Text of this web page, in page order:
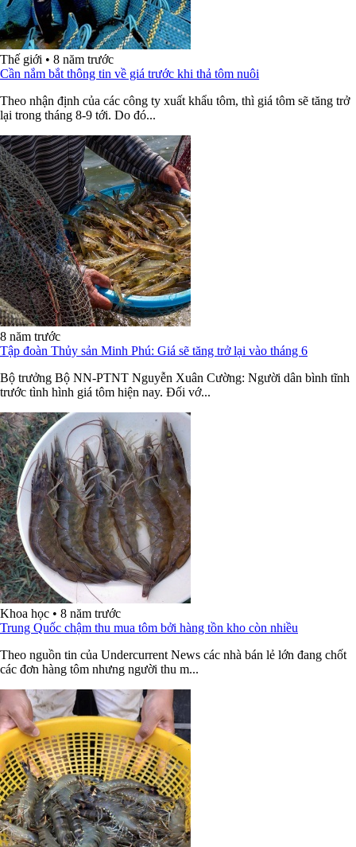
Thế giới • 8 năm trước
Cần nắm bắt thông tin về giá trước khi thả tôm nuôi
Theo nhận định của các công ty xuất khẩu tôm, thì giá tôm sẽ tăng trở
lại trong tháng 8-9 tới. Do đó...
8 năm trước
Tập đoàn Thủy sản Minh Phú: Giá sẽ tăng trở lại vào tháng 6
Bộ trưởng Bộ NN-PTNT Nguyễn Xuân Cường: Người dân bình tĩnh
trước tình hình giá tôm hiện nay. Đối vớ...
Khoa học • 8 năm trước
Trung Quốc chậm thu mua tôm bởi hàng tồn kho còn nhiều
Theo nguồn tin của Undercurrent News các nhà bán lẻ lớn đang chốt
các đơn hàng tôm nhưng người thu m...